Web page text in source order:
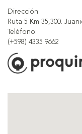
Dirección:
Ruta 5 Km 35,300.
Teléfono:
(+598) 4335 9662